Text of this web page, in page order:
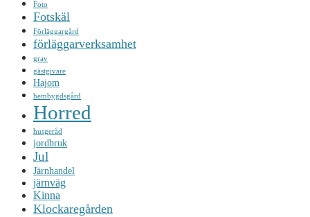
Foto
Fotskäl
Förläggargård
förläggarverksamhet
grav
gästgivare
Hajom
hembygdsgård
Horred
husgeråd
jordbruk
Jul
Järnhandel
järnväg
Kinna
Klockaregården